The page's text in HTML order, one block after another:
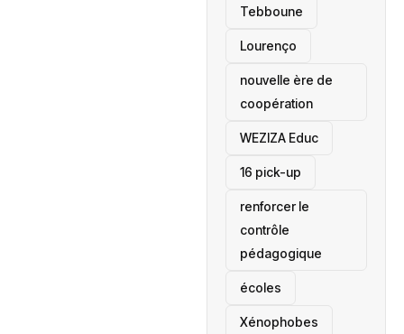
Tebboune
Lourenço
nouvelle ère de
coopération
‎WEZIZA Educ
16 pick-up
renforcer le
contrôle
pédagogique
écoles
‎Xénophobes